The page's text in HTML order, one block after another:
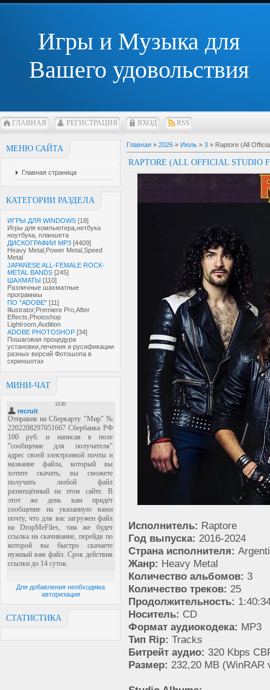
Игры и Музыка для
Вашего удовольствия
ГЛАВНАЯ РЕГИСТРАЦИЯ ВХОД RSS
МЕНЮ САЙТА
Главная страница
КАТЕГОРИИ РАЗДЕЛА
ИГРЫ ДЛЯ WINDOWS [18]
Игры для компьютера,нетбука
ноутбука, планшета
ДИСКОГРАФИИ MP3 [4409]
Heavy Metal,Power Metal,Speed
Metal
JAPANESE ALL-FEMALE ROCK-
METAL BANDS [245]
ШАХМАТЫ [110]
Различные шахматные
программы
ПО "ADOBE" [11]
Illustrator,Premiere Pro,After
Effects,Photoshop
Lightroom,Audition
ADOBE PHOTOSHOP [34]
Пошаговая процедура
установки,лечения и русификации
разных версий Фотошопа в
скриншотах
МИНИ-ЧАТ
Для добавления необходима
авторизация
СТАТИСТИКА
Главная » 2026 » Июль » 3 » Raptore (All
RAPTORE (ALL OFFICIAL STUDIO
Исполнитель: Raptore
Год выпуска: 2016-2024
Страна исполнителя:
Жанр: Heavy Metal
Количество альбомов: 3
Количество треков: 25
Продолжительность:
Носитель: CD
Формат аудиокодека: MP3
Тип Rip: Tracks
Битрейт аудио: 320 Kbps
Размер: 232,20 MB (WinRAR